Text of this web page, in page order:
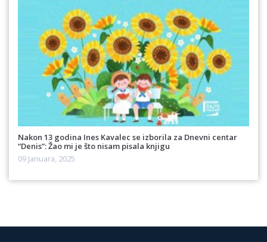
Nakon 13 godina Ines Kavalec se izborila za Dnevni centar
“Denis”: Žao mi je što nisam pisala knjigu
09 Januara, 2025